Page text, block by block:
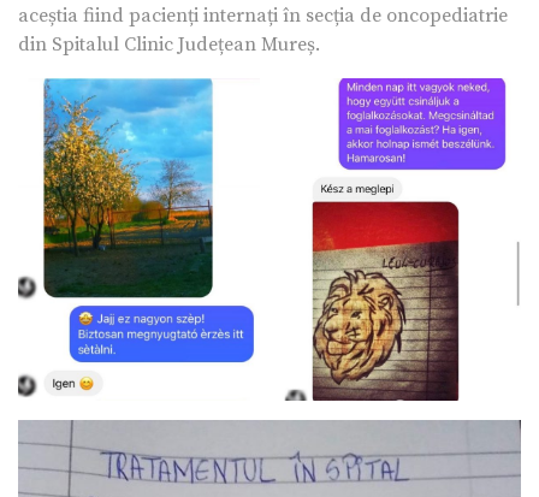
aceștia fiind pacienți internați în secția de oncopediatrie
din Spitalul Clinic Județean Mureș.